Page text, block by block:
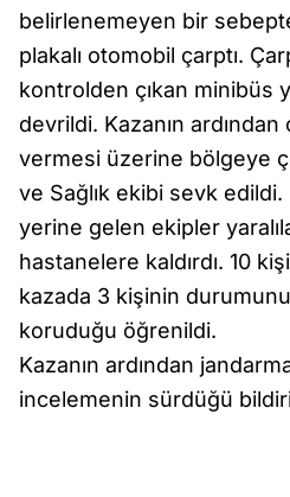
belirlenemeyen bir
plakalı otomobil çarptı.
kontrolden çıkan minibüs
devrildi. Kazanın
vermesi üzerine bölgeye
ve Sağlık ekibi sevk
yerine gelen ekipler
hastanelere kaldırdı. 10
kazada 3 kişinin
koruduğu öğrenildi.
Kazanın ardından
incelemenin sürdüğü